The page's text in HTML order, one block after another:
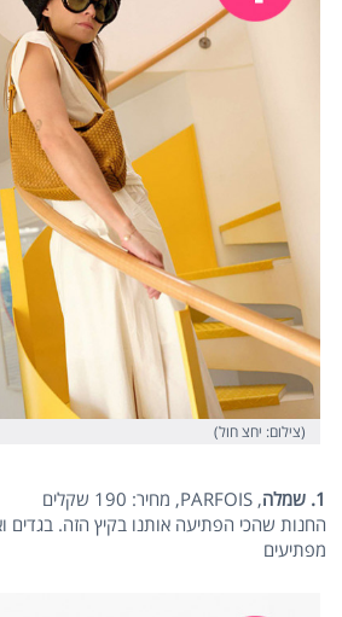
(צילום: יחצ חול)
1. שמלה
, PARFOIS, מחיר: 190 שקלים
החנות שהכי הפתיעה אותנו בקיץ הזה. בגדים
מפתיעים